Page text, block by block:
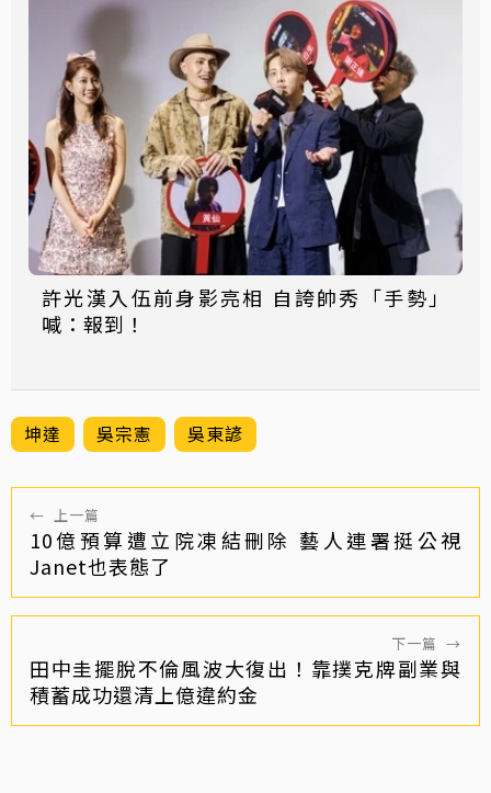
許光漢入伍前身影亮相 自誇帥秀「手勢」
喊：報到！
坤達 吳宗憲 吳東諺
← 上一篇
10億預算遭立院凍結刪除 藝人連署挺公視
Janet也表態了
下一篇 →
田中圭擺脫不倫風波大復出！靠撲克牌副業與
積蓄成功還清上億違約金